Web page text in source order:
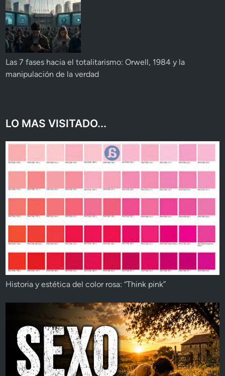
Las 7 fases hacia el totalitarismo: Orwell, 1984 y la
manipulación de la verdad
LO MAS VISITADO...
Historia y estética del color rosa: “Think pink”